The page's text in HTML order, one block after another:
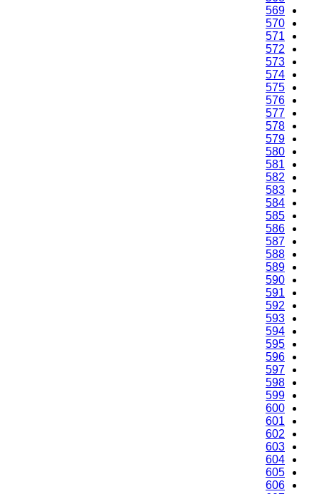
569
570
571
572
573
574
575
576
577
578
579
580
581
582
583
584
585
586
587
588
589
590
591
592
593
594
595
596
597
598
599
600
601
602
603
604
605
606